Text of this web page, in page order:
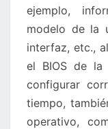
ejemplo,
modelo de la
interfaz, etc.,
el BIOS de la
configurar
tiempo,
operativo,